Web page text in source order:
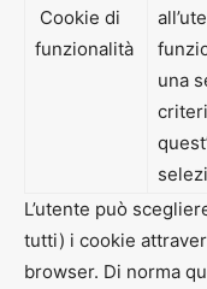
Cookie di
funzionalità
una
L’utente può
tutti) i cookie
browser. Di norma